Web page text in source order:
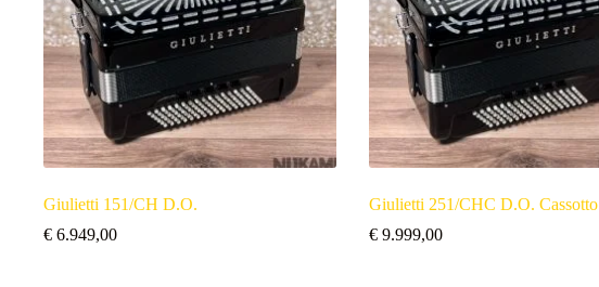
Giulietti 151/CH D.O.
€ 6.949,00
Giulietti 251/CHC D.O. Cassotto
€9.999,00